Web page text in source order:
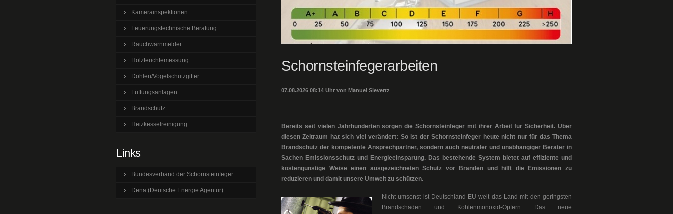
Schornsteinfegerarbeiten
07.08.2026 08:14 Uhr von Manuel Sievertz
Bereits seit vielen Jahrhunderten sorgen die Schornsteinfeger mit ihrer Arbeit für Sicherheit. Über
diesen Zeitraum hat sich viel verändert: So ist der Schornsteinfeger heute nicht nur für das Thema
Brandschutz der kompetente Ansprechpartner, sondern auch neutraler und unabhängiger Berater in
Sachen Emissionsschutz und Energieeinsparung. Das bestehende System bietet auf effiziente und
kostengünstige Weise einen ausgezeichneten Schutz vor Bränden und hilft die Emissionen zu
reduzieren und damit unsere Umwelt zu schützen.
Nicht umsonst ist Deutschland EU-weit das Land mit den geringsten
Brandschäden und Kohlenmonoxid-Opfern. Das neue
Kamerainspektionen
Feuerungstechnische Beratung
Rauchwarnmelder
Holzfeuchtemessung
Dohlen/Vogelschutzgitter
Lüftungsanlagen
Brandschutz
Heizkesselreinigung
Links
Bundesverband der Schornsteinfeger
Dena (Deutsche Energie Agentur)